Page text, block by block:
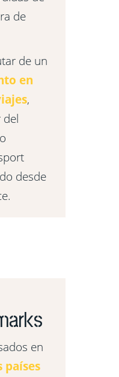
de
de un
en
,
desde
en
países